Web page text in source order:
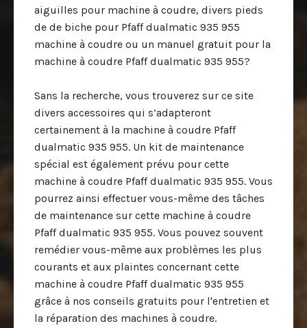
aiguilles pour machine à coudre, divers pieds
de de biche pour Pfaff dualmatic 935 955
machine à coudre ou un manuel gratuit pour la
machine à coudre Pfaff dualmatic 935 955?
Sans la recherche, vous trouverez sur ce site
divers accessoires qui s’adapteront
certainement à la machine à coudre Pfaff
dualmatic 935 955. Un kit de maintenance
spécial est également prévu pour cette
machine à coudre Pfaff dualmatic 935 955. Vous
pourrez ainsi effectuer vous-même des tâches
de maintenance sur cette machine à coudre
Pfaff dualmatic 935 955. Vous pouvez souvent
remédier vous-même aux problèmes les plus
courants et aux plaintes concernant cette
machine à coudre Pfaff dualmatic 935 955
grâce à nos conseils gratuits pour l'entretien et
la réparation des machines à coudre.